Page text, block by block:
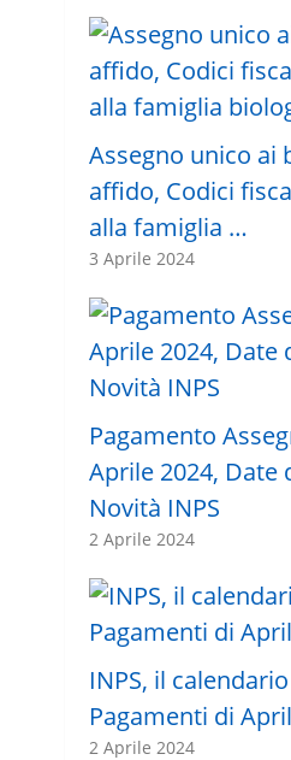
Assegno unico ai
affido, Codici
alla famiglia …
3 Aprile 2024
Pagamento
Aprile 2024, Date
Novità INPS
2 Aprile 2024
INPS, il
Pagamenti di
2 Aprile 2024